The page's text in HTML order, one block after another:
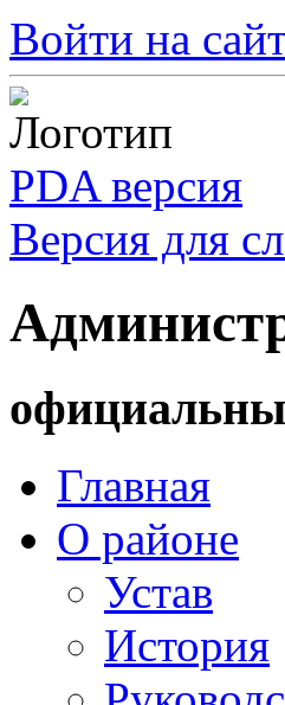
Войти на
PDA версия
Версия для
Главная
О районе
Устав
История